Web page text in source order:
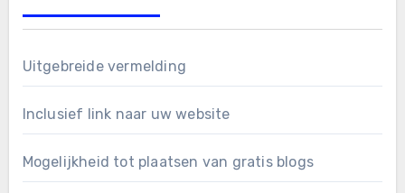
Uitgebreide vermelding
Inclusief link naar uw website
Mogelijkheid tot plaatsen van gratis blogs